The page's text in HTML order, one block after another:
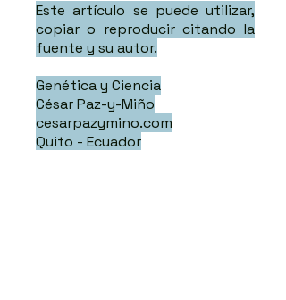
Este artículo se puede utilizar,
copiar o reproducir citando la
fuente y su autor.
Genética y Ciencia
César Paz-y-Miño
cesarpazymino.com
Quito - Ecuador